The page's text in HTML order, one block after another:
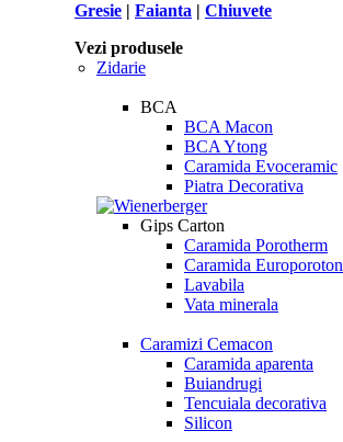
Gresie | Faianta | Chiuvete
Vezi produsele
Zidarie
BCA
BCA Macon
BCA Ytong
Caramida Evoceramic
Piatra Decorativa
Gips Carton
Caramida Porotherm
Caramida Europoroton
Lavabila
Vata minerala
Caramizi Cemacon
Caramida aparenta
Buiandrugi
Tencuiala decorativa
Silicon